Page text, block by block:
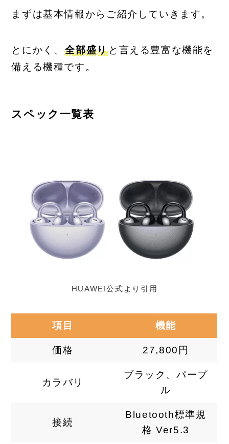
まずは基本情報からご紹介していきます。
とにかく、全部盛りと言える豊富な機能を
備える機種です。
スペック一覧表
HUAWEI公式より引用
項目 機能
価格 27,800円
カラバリ
ブラック、パープ
ル
接続
Bluetooth標準規
格 Ver5.3